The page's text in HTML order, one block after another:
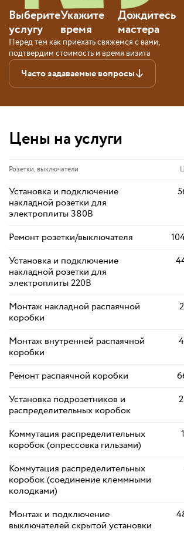
Выберите
услугу
Укажите
время
Дождитесь
мастера
Перед тем как приехать свяжемся с вами,
подтвердим стоимость и время визита
Часто задаваемые вопросы
Цены на услуги
Розетки, выключатели
Установка и подключение
накладной розетки для
электроплиты 380В
Ремонт розетки/выключателя
Установка и подключение
накладной розетки для
электроплиты 220В
Монтаж накладной распаячной
коробки
Монтаж внутренней распаячной
коробки
Ремонт распаячной коробки
Установка подрозетников и
распределительных коробок
Коммутация распределительных
коробок (опрессовка гильзами)
Коммутация распределительных
коробок (соединение клеммными
колодками)
Монтаж и подключение
выключателей скрытой установки